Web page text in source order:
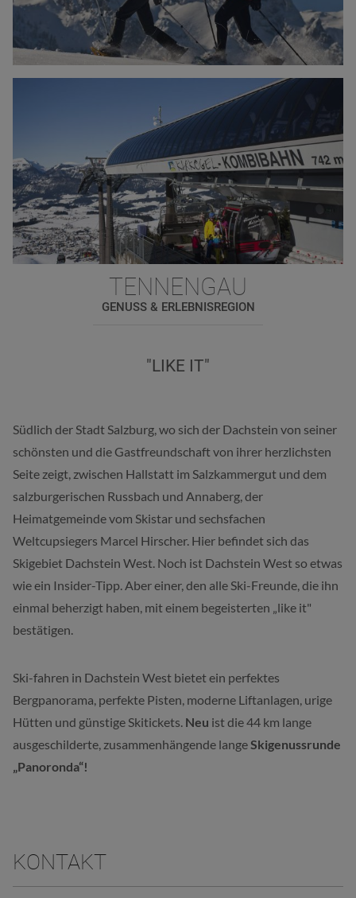
TENNENGAU
GENUSS & ERLEBNISREGION
"LIKE IT"
Südlich der Stadt Salzburg, wo sich der Dachstein von seiner
schönsten und die Gastfreundschaft von ihrer herzlichsten
Seite zeigt, zwischen Hallstatt im Salzkammergut und dem
salzburgerischen Russbach und Annaberg, der
Heimatgemeinde vom Skistar und sechsfachen
Weltcupsiegers Marcel Hirscher. Hier befindet sich das
Skigebiet Dachstein West. Noch ist Dachstein West so etwas
wie ein Insider-Tipp. Aber einer, den alle Ski-Freunde, die ihn
einmal beherzigt haben, mit einem begeisterten „like it"
bestätigen.
Ski-fahren in Dachstein West bietet ein perfektes
Bergpanorama, perfekte Pisten, moderne Liftanlagen, urige
Hütten und günstige Skitickets. Neu ist die 44 km lange
ausgeschilderte, zusammenhängende lange Skigenussrunde
„Panoronda“!
KONTAKT